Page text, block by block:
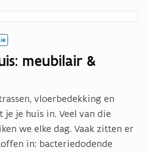
meubilair &
vloerbedekking en
je je huis in. Veel van die
we elke dag. Vaak zitten er
in: bacteriedodende